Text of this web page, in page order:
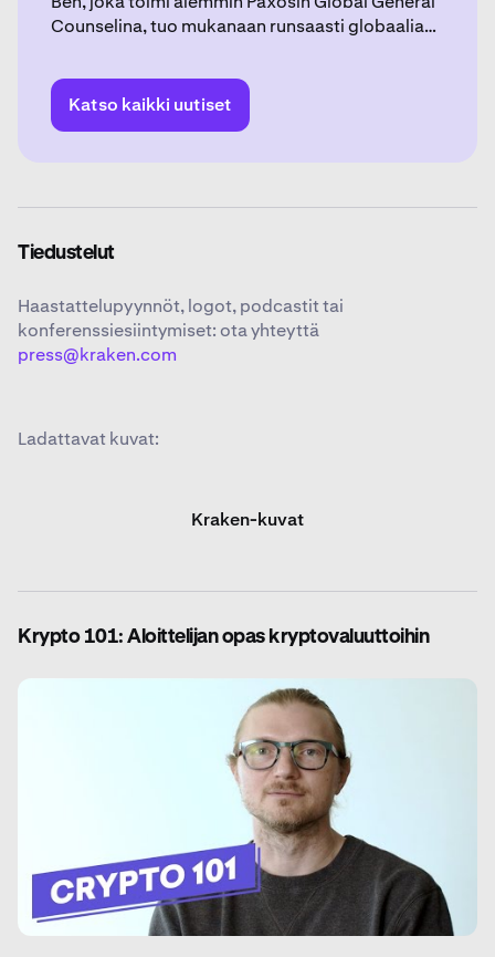
Counselina, tuo mukanaan runsaasti globaalia
liittyvistä asioista krypto-, teknologia- ja
finanssialoilla.
Katso kaikki uutiset
Tiedustelut
Haastattelupyynnöt, logot, podcastit tai
konferenssiesiintymiset: ota yhteyttä
press@kraken.com
Ladattavat kuvat:
Kraken-kuvat
Krypto 101: Aloittelijan opas kryptovaluuttoihin